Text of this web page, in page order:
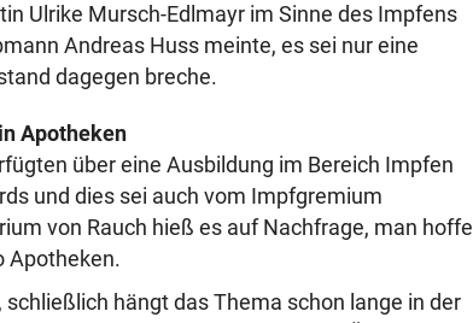
Ulrike Mursch-Edlmayr im Sinne des Impfens
Andreas Huss meinte, es sei nur eine
dagegen breche.
Apotheken
über eine Ausbildung im Bereich Impfen
und dies sei auch vom Impfgremium
von Rauch hieß es auf Nachfrage, man hoffe
Apotheken.
hängt das Thema schon lange in der